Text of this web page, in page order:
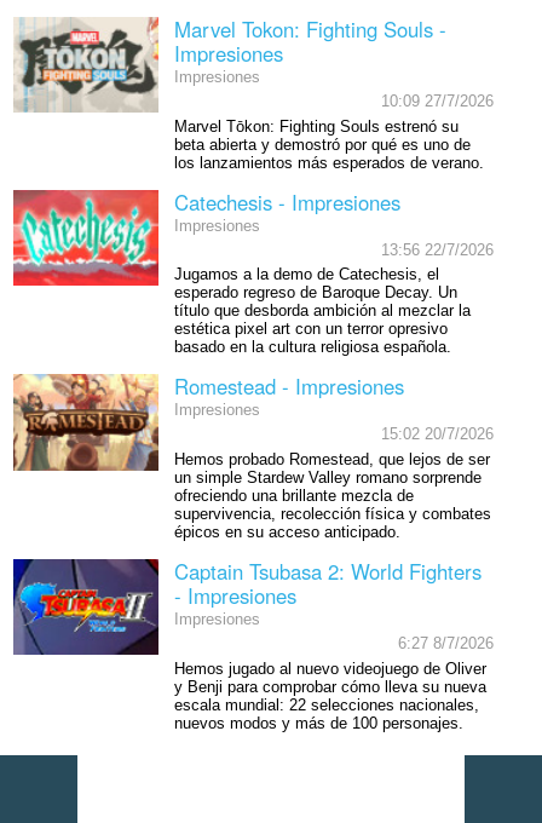
Marvel Tokon: Fighting Souls -
Impresiones
Impresiones
10:09 27/7/2026
Marvel Tōkon: Fighting Souls estrenó su
beta abierta y demostró por qué es uno de
los lanzamientos más esperados de verano.
Catechesis - Impresiones
Impresiones
13:56 22/7/2026
Jugamos a la demo de Catechesis, el
esperado regreso de Baroque Decay. Un
título que desborda ambición al mezclar la
estética pixel art con un terror opresivo
basado en la cultura religiosa española.
Romestead - Impresiones
Impresiones
15:02 20/7/2026
Hemos probado Romestead, que lejos de ser
un simple Stardew Valley romano sorprende
ofreciendo una brillante mezcla de
supervivencia, recolección física y combates
épicos en su acceso anticipado.
Captain Tsubasa 2: World Fighters
- Impresiones
Impresiones
6:27 8/7/2026
Hemos jugado al nuevo videojuego de Oliver
y Benji para comprobar cómo lleva su nueva
escala mundial: 22 selecciones nacionales,
nuevos modos y más de 100 personajes.